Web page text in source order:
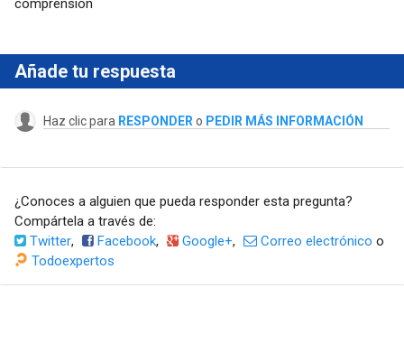
comprensión
Añade tu respuesta
Haz clic para RESPONDER o PEDIR MÁS INFORMACIÓN
¿Conoces a alguien que pueda responder esta pregunta?
Compártela a través de:
Twitter, Facebook, Google+, Correo electrónico o
Todoexpertos